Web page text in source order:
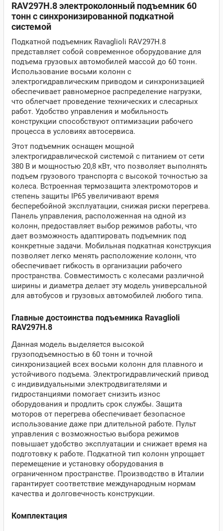
RAV297H.8 электроколонный подъемник 60
тонн с синхронизированной подкатной
системой
Подкатной подъемник Ravaglioli RAV297H.8
представляет собой современное оборудование для
подъема грузовых автомобилей массой до 60 тонн.
Использование восьми колонн с
электрогидравлическим приводом и синхронизацией
обеспечивает равномерное распределение нагрузки,
что облегчает проведение технических и слесарных
работ. Удобство управления и мобильность
конструкции способствуют оптимизации рабочего
процесса в условиях автосервиса.
Этот подъемник оснащен мощной
электрогидравлической системой с питанием от сети
380 В и мощностью 20,8 кВт, что позволяет выполнять
подъем грузового транспорта с высокой точностью за
колеса. Встроенная термозащита электромоторов и
степень защиты IP65 увеличивают время
бесперебойной эксплуатации, снижая риски перегрева.
Панель управления, расположенная на одной из
колонн, предоставляет выбор режимов работы, что
дает возможность адаптировать подъемник под
конкретные задачи. Мобильная подкатная конструкция
позволяет легко менять расположение колонн, что
обеспечивает гибкость в организации рабочего
пространства. Совместимость с колесами различной
ширины и диаметра делает эту модель универсальной
для автобусов и грузовых автомобилей любого типа.
Главные достоинства подъемника Ravaglioli
RAV297H.8
Данная модель выделяется высокой
грузоподъемностью в 60 тонн и точной
синхронизацией всех восьми колонн для плавного и
устойчивого подъема. Электрогидравлический привод
с индивидуальными электродвигателями и
гидростанциями помогает снизить износ
оборудования и продлить срок службы. Защита
моторов от перегрева обеспечивает безопасное
использование даже при длительной работе. Пульт
управления с возможностью выбора режимов
повышает удобство эксплуатации и снижает время на
подготовку к работе. Подкатной тип колонн упрощает
перемещение и установку оборудования в
ограниченном пространстве. Производство в Италии
гарантирует соответствие международным нормам
качества и долговечность конструкции.
Комплектация